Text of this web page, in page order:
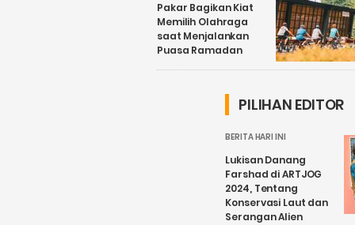
Pakar Bagikan Kiat
Memilih Olahraga
saat Menjalankan
Puasa Ramadan
PILIHAN EDITOR
BERITA HARI INI
Lukisan Danang
Farshad di ARTJOG
2024, Tentang
Konservasi Laut dan
Serangan Alien